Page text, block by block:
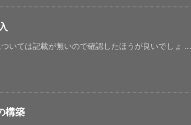
いては記載が無いので確認したほうが良いでしょ ...
構築